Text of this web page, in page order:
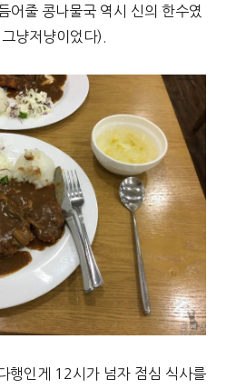
어줄 콩나물국 역시 신의 한수였
냥저냥이었다).
행인게 12시가 넘자 점심 식사를